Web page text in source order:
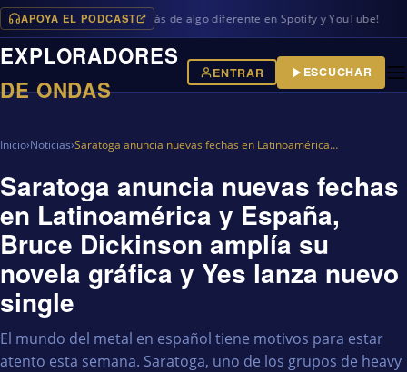
APOYA EL PODCAST
en iVoox, además de algo diferente en Spotify y YouTube!
EXPLORADORES
DE ONDAS
ENTRAR ESCUCHAR
Inicio›Noticias›Saratoga anuncia nuevas fechas en Latinoamérica…
Saratoga anuncia nuevas fechas
en Latinoamérica y España,
Bruce Dickinson amplía su
novela gráfica y Yes lanza nuevo
single
El mundo del metal en español tiene motivos para estar
atento esta semana. Saratoga, uno de los grupos de heavy